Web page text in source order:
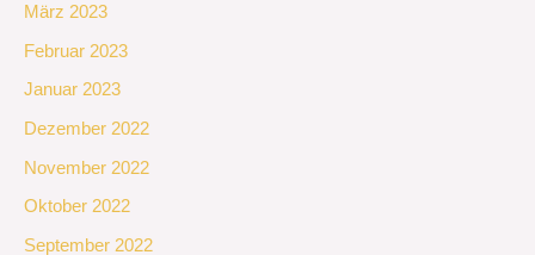
März 2023
Februar 2023
Januar 2023
Dezember 2022
November 2022
Oktober 2022
September 2022